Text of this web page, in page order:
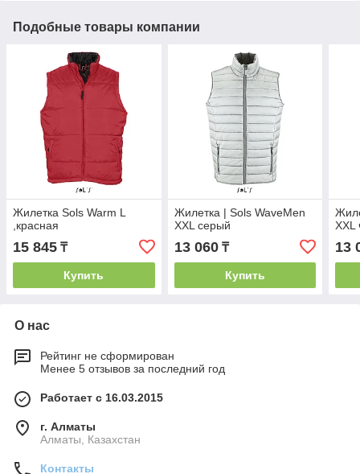
Подобные товары компании
Жилетка Sols Warm L
,красная
15 845 ₸
Купить
Жилетка | Sols WaveMen
XXL серый
13 060₸
Купить
XXL
13
О нас
Рейтинг не сформирован
Менее 5 отзывов за последний год
Работает с 16.03.2015
г. Алматы
Алматы, Казахстан
Контакты